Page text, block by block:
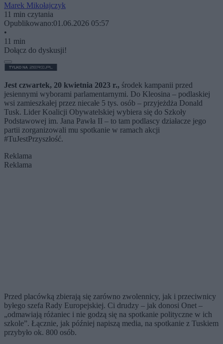
Marek Mikołajczyk
11 min czytania
Opublikowano:01.06.2026 05:57
•
11 min
Dołącz do dyskusji!
Jest czwartek, 20 kwietnia 2023 r., środek kampanii przed
jesiennymi wyborami parlamentarnymi. Do Kleosina – podlaskiej
wsi zamieszkałej przez niecałe 5 tys. osób – przyjeżdża Donald
Tusk. Lider Koalicji Obywatelskiej wybiera się do Szkoły
Podstawowej im. Jana Pawła II – to tam podlascy działacze jego
partii zorganizowali mu spotkanie w ramach akcji
#TuJestPrzyszłość.
Reklama
Reklama
Przed placówką zbierają się zarówno zwolennicy, jak i przeciwnicy
byłego szefa Rady Europejskiej. Ci drudzy – jak donosi Onet –
„odmawiają różaniec i nie godzą się na spotkanie polityczne w ich
szkole”. Łącznie, jak później napiszą media, na spotkanie z Tuskiem
przybyło ok. 800 osób.